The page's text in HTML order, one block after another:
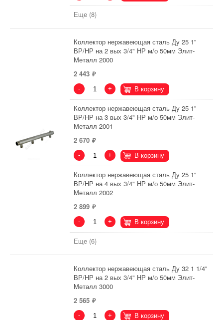
Еще (8)
Коллектор нержавеющая сталь Ду 25 1"
ВР/НР на 2 вых 3/4" НР м/о 50мм Элит-
Металл 2000
2 443
- + В корзину
Коллектор нержавеющая сталь Ду 25 1"
ВР/НР на 3 вых 3/4" НР м/о 50мм Элит-
Металл 2001
2 670
- + В корзину
Коллектор нержавеющая сталь Ду 25 1"
ВР/НР на 4 вых 3/4" НР м/о 50мм Элит-
Металл 2002
2 899
- + В корзину
Еще (6)
Коллектор нержавеющая сталь Ду 32 1 1/4"
ВР/НР на 2 вых 3/4" НР м/о 50мм Элит-
Металл 3000
2 565
- + В корзину